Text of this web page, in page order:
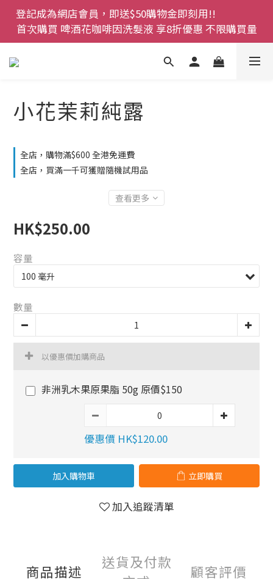
登記成為網店會員，即送$50購物金即刻用!!
首次購買 啤酒花咖啡因洗髮液 享8折優惠 不限購買量
登記成為網店會員，即送$50購物金即刻用!!
首次購買 啤酒花咖啡因洗髮液 享8折優惠 不限購買量
網店會員一年內累積消費 $4500 即刻變身 VIP 全年正
價貨 85 折，幫朋友買大家一齊抵 !!
裝 濕疹舒敏膏   幼兒適用
首次購買 啤酒花咖啡因洗髮液 享8折優惠 不限購買量
小花茉莉純露
全店，購物滿$600 全港免運費
全店，買滿一千可獲贈隨機試用品
查看更多
HK$250.00
容量
數量
以優惠價加購商品
非洲乳木果原果脂 50g 原價$150
優惠價 HK$120.00
加入購物車 立即購買
加入追蹤清單
商品描述
送貨及付款
顧客評價